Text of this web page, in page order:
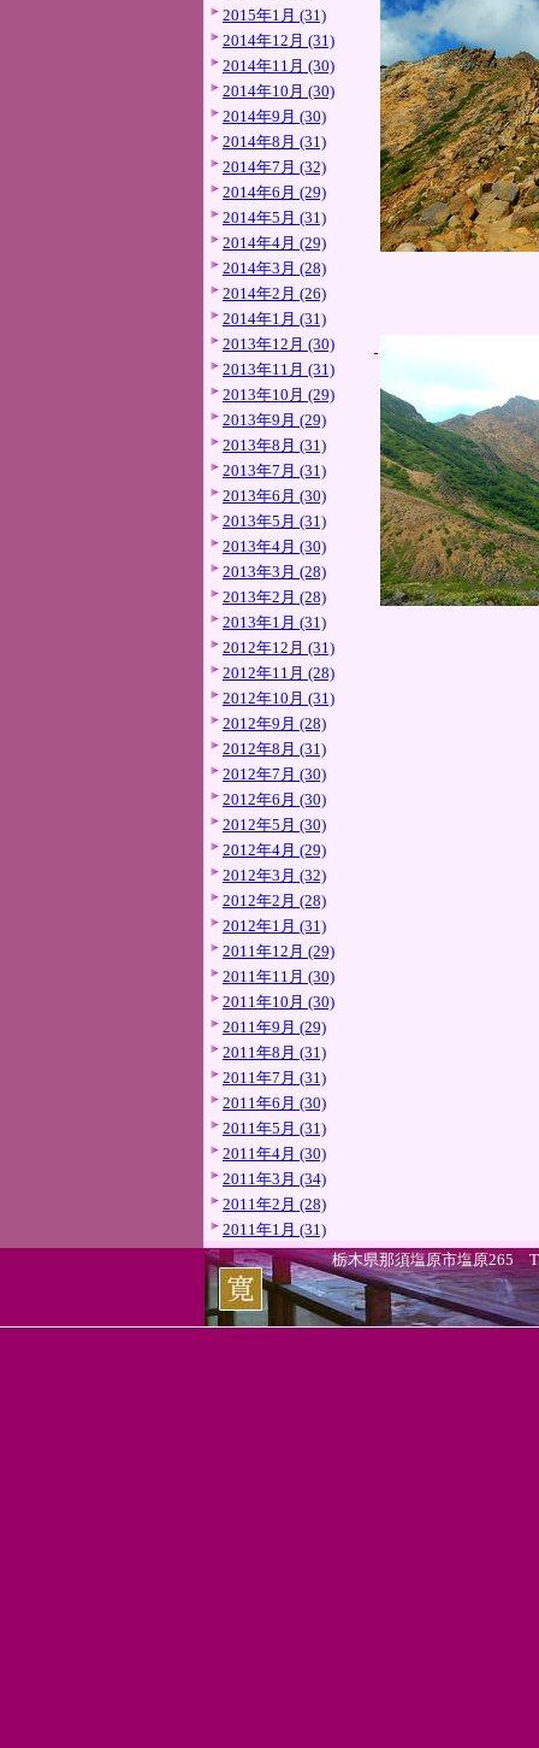
2015年1月 (31)
2014年12月 (31)
2014年11月 (30)
2014年10月 (30)
2014年9月 (30)
2014年8月 (31)
2014年7月 (32)
2014年6月 (29)
2014年5月 (31)
2014年4月 (29)
2014年3月 (28)
2014年2月 (26)
2014年1月 (31)
2013年12月 (30)
2013年11月 (31)
2013年10月 (29)
2013年9月 (29)
2013年8月 (31)
2013年7月 (31)
2013年6月 (30)
2013年5月 (31)
2013年4月 (30)
2013年3月 (28)
2013年2月 (28)
2013年1月 (31)
2012年12月 (31)
2012年11月 (28)
2012年10月 (31)
2012年9月 (28)
2012年8月 (31)
2012年7月 (30)
2012年6月 (30)
2012年5月 (30)
2012年4月 (29)
2012年3月 (32)
2012年2月 (28)
2012年1月 (31)
2011年12月 (29)
2011年11月 (30)
2011年10月 (30)
2011年9月 (29)
2011年8月 (31)
2011年7月 (31)
2011年6月 (30)
2011年5月 (31)
2011年4月 (30)
2011年3月 (34)
2011年2月 (28)
2011年1月 (31)
栃木県那須塩原市塩原265